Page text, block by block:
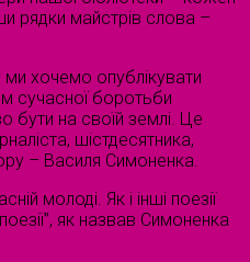
рядки майстрів слова –
хочемо опублікувати
сучасної боротьби
бути на своїй землі. Це
шістдесятника,
– Василя Симоненка.
молоді. Як і інші поезії
як назвав Симоненка